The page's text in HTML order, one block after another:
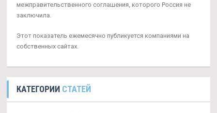
межправительственного соглашения, которого Россия не
заключила.
Этот показатель ежемесячно публикуется компаниями на
собственных сайтах.
КАТЕГОРИИ СТАТЕЙ